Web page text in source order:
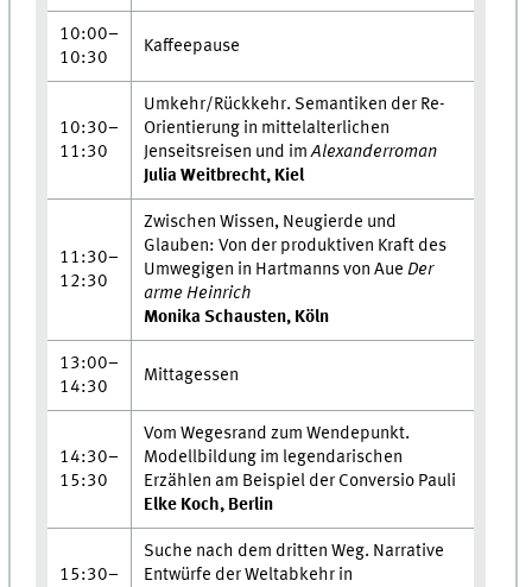
10:00–
10:30
Kaffeepause
10:30–
11:30
Umkehr/Rückkehr. Semantiken der Re-
Orientierung in mittelalterlichen
Jenseitsreisen und imAlexanderroman
Julia Weitbrecht, Kiel
11:30–
12:30
Zwischen Wissen, Neugierde und
Glauben: Von der produktiven Kraft des
Umwegigen in Hartmanns von Aue Der
arme Heinrich
Monika Schausten, Köln
13:00–
14:30
Mittagessen
14:30–
15:30
Vom Wegesrand zum Wendepunkt.
Modellbildung im legendarischen
Erzählen am Beispiel der Conversio Pauli
Elke Koch, Berlin
15:30–
Suche nach dem dritten Weg. Narrative
Entwürfe der Weltabkehr in